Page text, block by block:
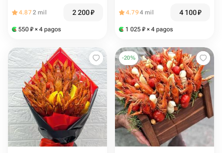
4.872 mil 2 200₽
550 ₽ × 4 pagos
4.794 mil 4 100₽
1 025 ₽ × 4 pagos
-20%